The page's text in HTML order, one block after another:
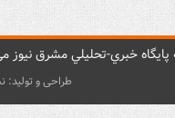
خبري-تحليلي مشرق نيوز
طراحی و تولید: